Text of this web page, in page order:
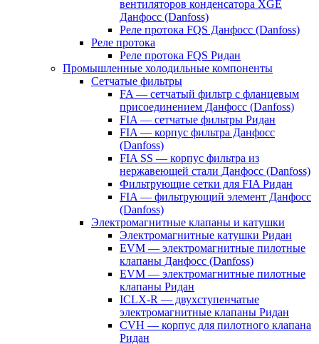
вентиляторов конденсатора XGE
Данфосс (Danfoss)
Реле протока FQS Данфосс (Danfoss)
Реле протока
Реле протока FQS Ридан
Промышленные холодильные компоненты
Сетчатые фильтры
FA — сетчатый фильтр с фланцевым
присоединением Данфосс (Danfoss)
FIA — сетчатые фильтры Ридан
FIA — корпус фильтра Данфосс
(Danfoss)
FIA SS — корпус фильтра из
нержавеющей стали Данфосс (Danfoss)
Фильтрующие сетки для FIA Ридан
FIA — фильтрующий элемент Данфосс
(Danfoss)
Электромагнитные клапаны и катушки
Электромагнитные катушки Ридан
EVM — электромагнитные пилотные
клапаны Данфосс (Danfoss)
EVM — электромагнитные пилотные
клапаны Ридан
ICLX-R — двухступенчатые
электромагнитные клапаны Ридан
CVH — корпус для пилотного клапана
Ридан